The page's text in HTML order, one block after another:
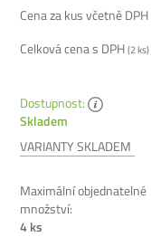
Cena za kus včetně DPH
Celková cena s DPH(2ks)
Dostupnost:
Skladem
VARIANTY SKLADEM
Maximální objednatelné
množství:
4 ks